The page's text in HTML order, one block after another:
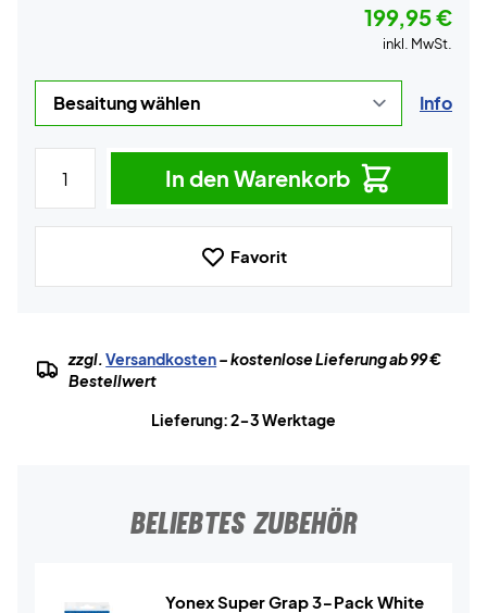
199,95 €
inkl. MwSt.
Info
In den Warenkorb
Favorit
zzgl.Versandkosten– kostenlose Lieferung ab 99 €
Bestellwert
Lieferung: 2-3 Werktage
BELIEBTES ZUBEHÖR
Yonex Super Grap 3-Pack White